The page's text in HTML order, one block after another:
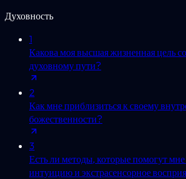
Духовность
1
Какова моя высшая жизненная цель
духовному пути?
2
Как мне приблизиться к своему
божественности?
3
Есть ли методы, которые помогут
интуицию и экстрасенсорное